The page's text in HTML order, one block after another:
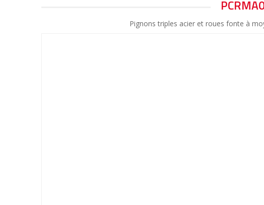
Pignons triples acier et roues fonte à